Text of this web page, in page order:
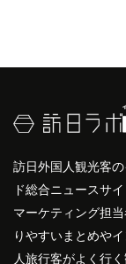
訪日外国人観光客
ド総合ニュースサ
マーケティング担
りやすいまとめや
人旅行客がよく行